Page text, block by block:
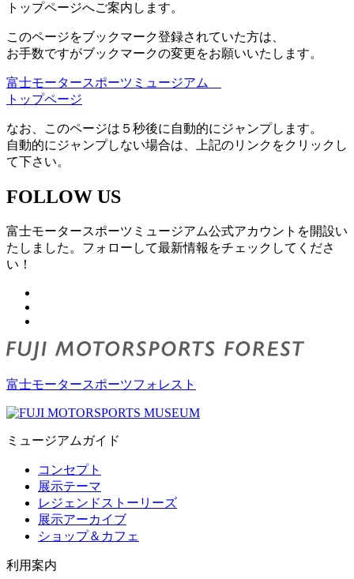
トップページへご案内します。
このページをブックマーク登録されていた方は、
お手数ですがブックマークの変更をお願いいたします。
富士モータースポーツミュージアム
トップページ
なお、このページは５秒後に自動的にジャンプします。
自動的にジャンプしない場合は、上記のリンクをクリックし
て下さい。
FOLLOW US
富士モータースポーツミュージアム公式アカウントを開設い
たしました。フォローして最新情報をチェックしてくださ
い！
富士モータースポーツフォレスト
ミュージアムガイド
コンセプト
展示テーマ
レジェンドストーリーズ
展示アーカイブ
ショップ＆カフェ
利用案内